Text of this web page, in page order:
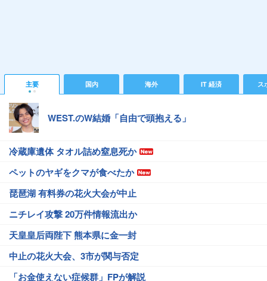
主要 国内 海外 IT 経済 ス
WEST.のW結婚「自由で頭抱える」
冷蔵庫遺体 タオル詰め窒息死か
ペットのヤギをクマが食べたか
琵琶湖 有料券の花火大会が中止
ニチレイ攻撃 20万件情報流出か
天皇皇后両陛下 熊本県に金一封
中止の花火大会、3市が関与否定
「お金使えない症候群」FPが解説